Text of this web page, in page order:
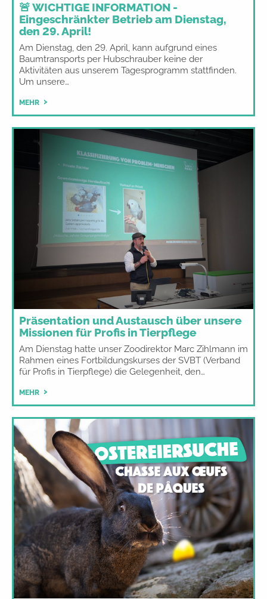
🚨 WICHTIGE INFORMATION -
Eingeschränkter Betrieb am Dienstag,
den 29. April!
Am Dienstag, den 29. April, kann aufgrund eines
Baumtransports per Hubschrauber keine der
Aktivitäten aus unserem Tagesprogramm stattfinden.
Um unsere…
MEHR
Präsentation und Austausch über unsere
Missionen für Profis in Tierpflege
Am Dienstag hatte unser Zoodirektor Marc Zihlmann im
Rahmen eines Fortbildungskurses der SVBT (Verband
für Profis in Tierpflege) die Gelegenheit, den…
MEHR